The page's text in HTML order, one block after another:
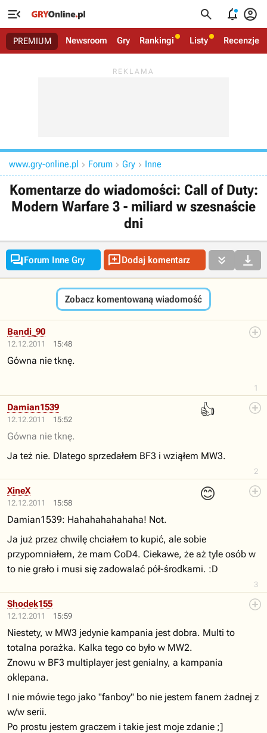
   
PREMIUM Newsroom Gry Rankingi Listy Recenzje
www.gry-online.pl  Forum  Gry  Inne
Komentarze do wiadomości: Call of Duty:
Modern Warfare 3 - miliard w szesnaście
dni
Forum Inne Gry Dodaj komentarz  
Zobacz komentowaną wiadomość
12.12.2011 15:48
1
Bandi_90
Gówna nie tknę.
12.12.2011 15:52
👍
2
Damian1539
Gówna nie tknę.
Ja też nie. Dlatego sprzedałem BF3 i wziąłem MW3.
12.12.2011 15:58
😊
3
XineX
Damian1539: Hahahahahahaha! Not.
Ja już przez chwilę chciałem to kupić, ale sobie
przypomniałem, że mam CoD4. Ciekawe, że aż tyle osób w
to nie grało i musi się zadowalać pół-środkami. :D
12.12.2011 15:59
Shodek155
Niestety, w MW3 jedynie kampania jest dobra. Multi to
totalna porażka. Kalka tego co było w MW2.
Znowu w BF3 multiplayer jest genialny, a kampania
oklepana.
I nie mówie tego jako "fanboy" bo nie jestem fanem żadnej z
w/w serii.
Po prostu jestem graczem i takie jest moje zdanie ;]